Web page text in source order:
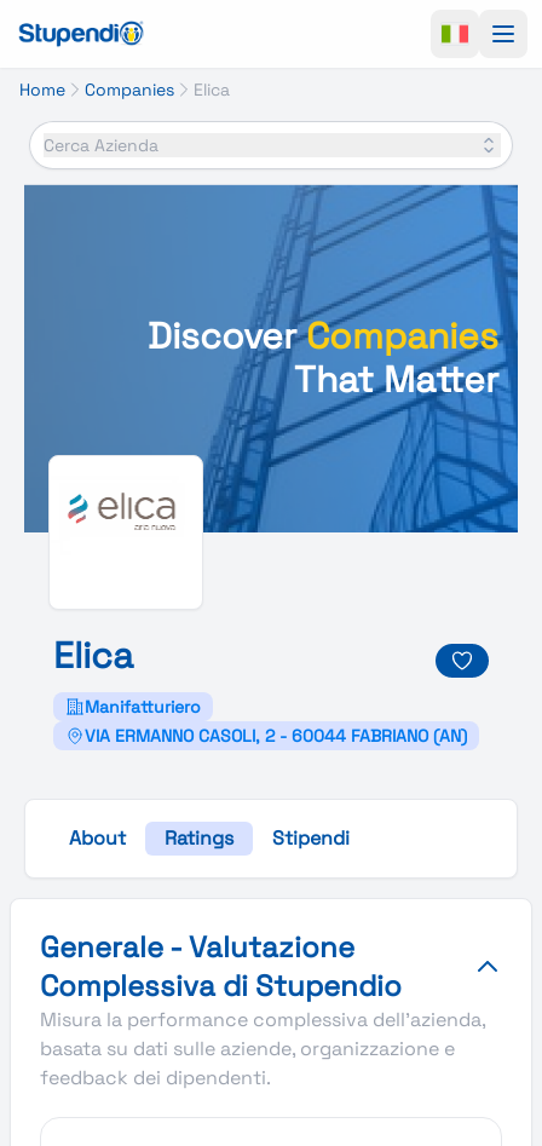
Home Companies Elica
Cerca Azienda
DiscoverCompanies
That Matter
Elica
Manifatturiero
VIA ERMANNO CASOLI, 2 - 60044 FABRIANO (AN)
About Ratings Stipendi
Generale - Valutazione
Complessiva di Stupendio
Misura la performance complessiva dell'azienda,
basata su dati sulle aziende, organizzazione e
feedback dei dipendenti.